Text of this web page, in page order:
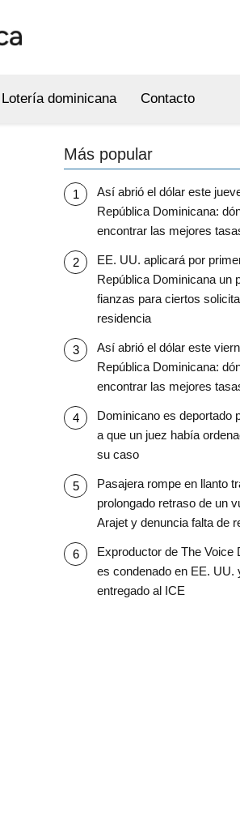
Lotería dominicana Contacto
Más popular
Así abrió el dólar este
República Dominicana:
encontrar las mejores
EE. UU. aplicará por
República Dominicana un
fianzas para ciertos
residencia
Así abrió el dólar este
República Dominicana:
encontrar las mejores
Dominicano es deportado
a que un juez había
su caso
Pasajera rompe en llanto
prolongado retraso de un
Arajet y denuncia falta de
Exproductor de The Voice
es condenado en EE. UU.
entregado al ICE